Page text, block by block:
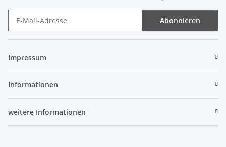
Abonnieren
Impressum
Informationen
weitere Informationen